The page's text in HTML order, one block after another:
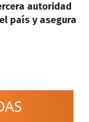
autoridad
país y asegura